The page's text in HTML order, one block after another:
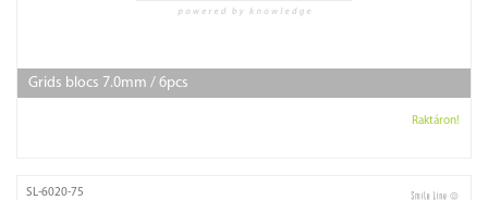
Grids blocs 7.0mm / 6pcs
Raktáron!
SL-6020-75